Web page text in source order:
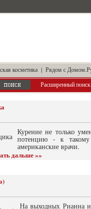
косметика | Рядом с
Расширенный поиск
Курение не только
потенцию - к такому
американские врачи.
дальше »»
На выходных Рианна